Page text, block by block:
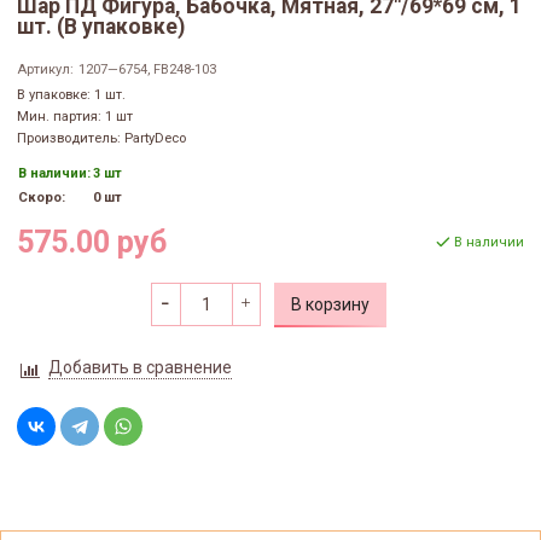
Шар ПД Фигура, Бабочка, Мятная, 27"/69*69 см, 1
шт. (В упаковке)
Артикул: 1207—6754, FB248-103
В упаковке: 1 шт.
Мин. партия: 1 шт
Производитель: PartyDeco
В наличии:3 шт
Скоро:
0 шт
575.00 руб В наличии
В корзину
Добавить в сравнение